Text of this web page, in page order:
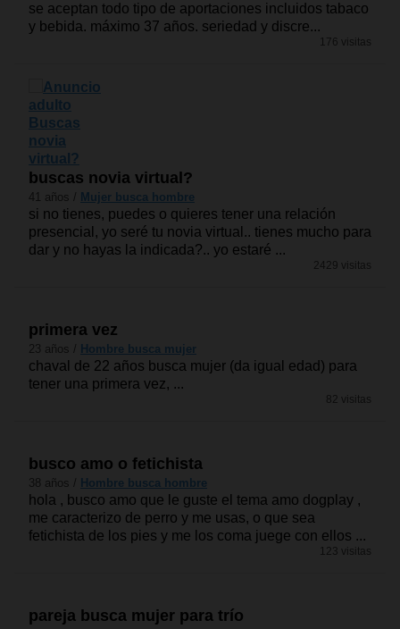
se aceptan todo tipo de aportaciones incluidos tabaco
y bebida. máximo 37 años. seriedad y discre...
176 visitas
buscas novia virtual?
41 años / Mujer busca hombre
si no tienes, puedes o quieres tener una relación
presencial, yo seré tu novia virtual.. tienes mucho para
dar y no hayas la indicada?.. yo estaré ...
2429 visitas
primera vez
23 años / Hombre busca mujer
chaval de 22 años busca mujer (da igual edad) para
tener una primera vez, ...
82 visitas
busco amo o fetichista
38 años / Hombre busca hombre
hola , busco amo que le guste el tema amo dogplay ,
me caracterizo de perro y me usas, o que sea
fetichista de los pies y me los coma juege con ellos ...
123 visitas
pareja busca mujer para trío